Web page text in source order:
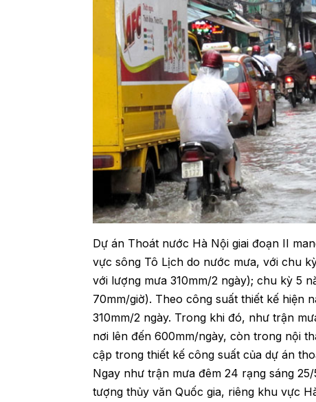
Dự án Thoát nước Hà Nội giai đoạn II
vực sông Tô Lịch do nước mưa, với chu
với lượng mưa 310mm/2 ngày); chu kỳ 5
70mm/giờ). Theo công suất thiết kế hiện
310mm/2 ngày. Trong khi đó, như trận
nơi lên đến 600mm/ngày, còn trong nội
cập trong thiết kế công suất của dự án
Ngay như trận mưa đêm 24 rạng sáng
tượng thủy văn Quốc gia, riêng khu vực